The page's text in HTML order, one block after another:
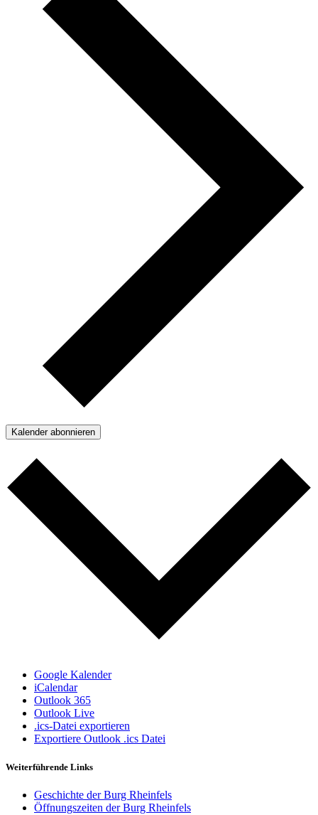
Kalender abonnieren
Google Kalender
iCalendar
Outlook 365
Outlook Live
.ics-Datei exportieren
Exportiere Outlook .ics Datei
Weiterführende Links
Geschichte der Burg Rheinfels
Öffnungszeiten der Burg Rheinfels